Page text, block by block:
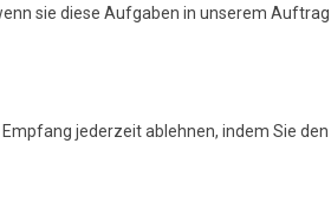
sie diese Aufgaben in unserem
jederzeit ablehnen, indem Sie